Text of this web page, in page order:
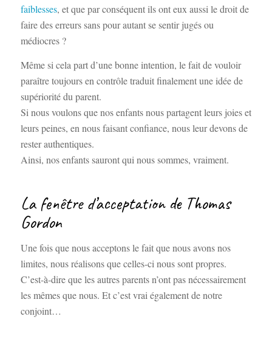
faiblesses, et que par conséquent ils ont eux aussi le droit de
faire des erreurs sans pour autant se sentir jugés ou
médiocres ?
Même si cela part d’une bonne intention, le fait de vouloir
paraître toujours en contrôle traduit finalement une idée de
supériorité du parent.
Si nous voulons que nos enfants nous partagent leurs joies et
leurs peines, en nous faisant confiance, nous leur devons de
rester authentiques.
Ainsi, nos enfants sauront qui nous sommes, vraiment.
La fenêtre d’acceptation de Thomas
Gordon
Une fois que nous acceptons le fait que nous avons nos
limites, nous réalisons que celles-ci nous sont propres.
C’est-à-dire que les autres parents n’ont pas nécessairement
les mêmes que nous. Et c’est vrai également de notre
conjoint…